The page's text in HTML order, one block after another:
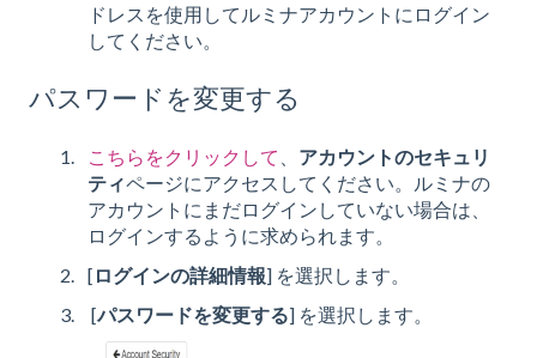
ドレスを使用してルミナアカウントにログイン
してください。
パスワードを変更する
こちらをクリックして
アカウントのセキュリ
ティページにアクセスしてください。ルミナの
アカウントにまだログインしていない場合は、
ログインするように求められます。
[ ログインの詳細情報] を選択します。
[パスワードを変更する] を選択します。